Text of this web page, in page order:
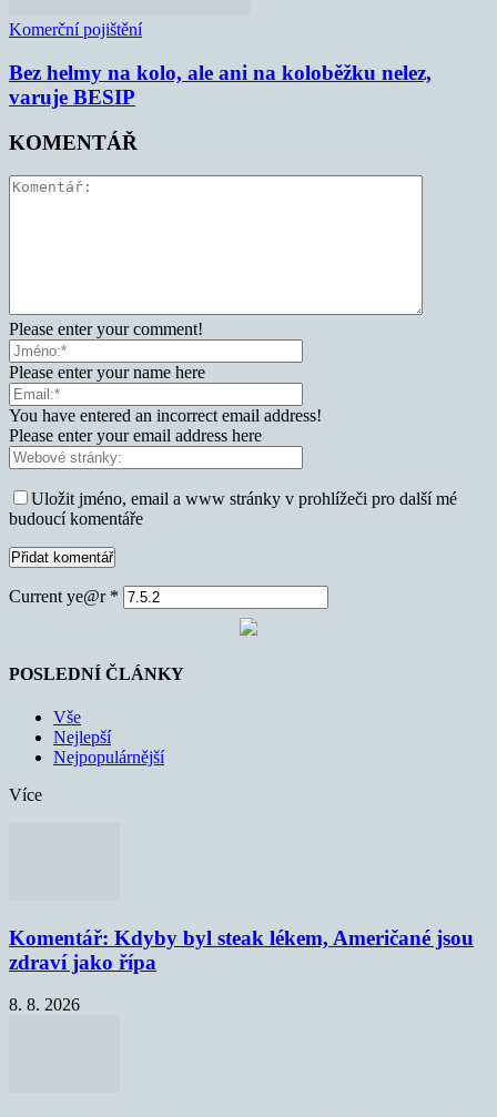
Komerční pojištění
Bez helmy na kolo, ale ani na koloběžku nelez,
varuje BESIP
KOMENTÁŘ
Please enter your comment!
Please enter your name here
You have entered an incorrect email address!
Please enter your email address here
Uložit jméno, email a www stránky v prohlížeči pro další mé
budoucí komentáře
Current ye@r *
POSLEDNÍ ČLÁNKY
Vše
Nejlepší
Nejpopulárnější
Více
Komentář: Kdyby byl steak lékem, Američané jsou
zdraví jako řípa
8. 8. 2026